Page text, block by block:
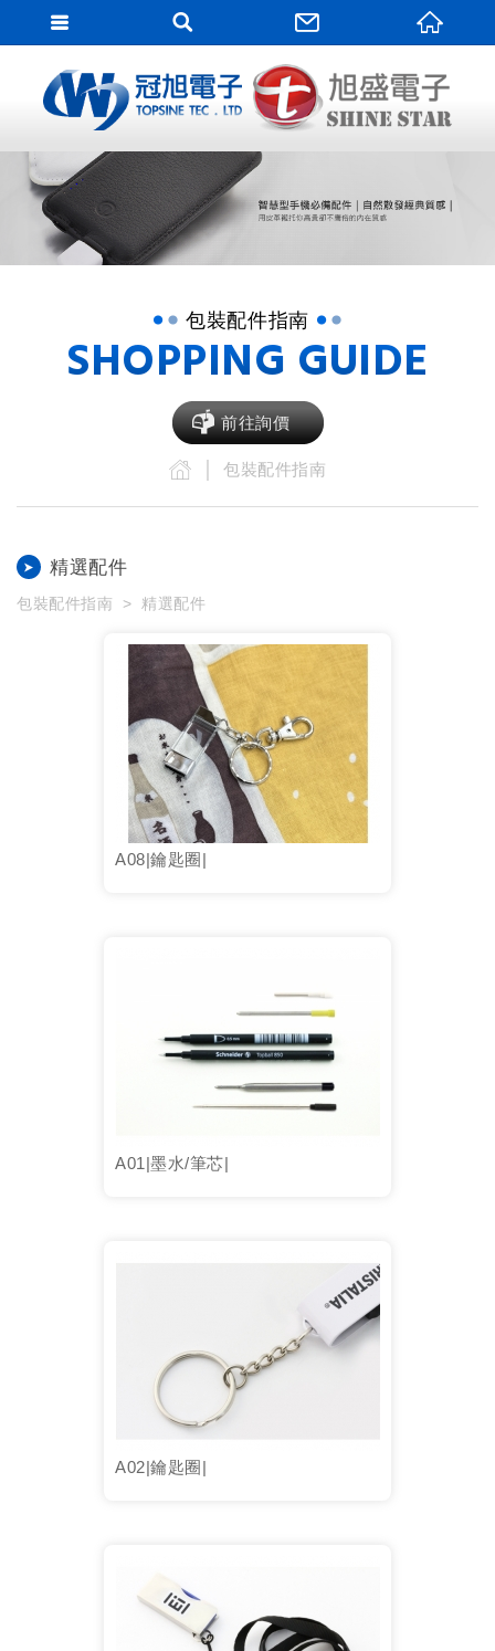
網站名稱
包裝配件指南
SHOPPING GUIDE
前往詢價
包裝配件指南
精選配件
包裝配件指南 精選配件
A08|鑰匙圈|
A01|墨水/筆芯|
A02|鑰匙圈|